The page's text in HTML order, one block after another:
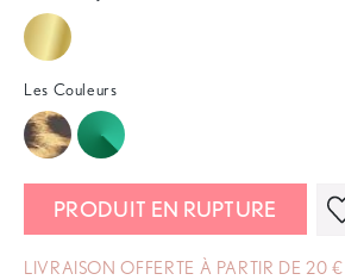
Les Couleurs
PRODUIT EN RUPTURE
LIVRAISON OFFERTE À PARTIR DE 20 €